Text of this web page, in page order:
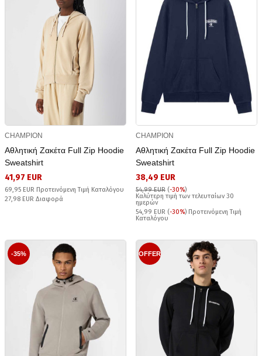
CHAMPION
Αθλητική Ζακέτα Full Zip Hoodie
Sweatshirt
41,97 EUR
69,95 EUR Προτεινόμενη Τιμή Καταλόγου
27,98 EUR Διαφορά
CHAMPION
Αθλητική Ζακέτα Full Zip Hoodie
Sweatshirt
38,49 EUR
54,99 EUR (-30%)
Καλύτερη τιμή των τελευταίων 30
ημερών
54,99 EUR (-30%) Προτεινόμενη Τιμή
Καταλόγου
-35% OFFER